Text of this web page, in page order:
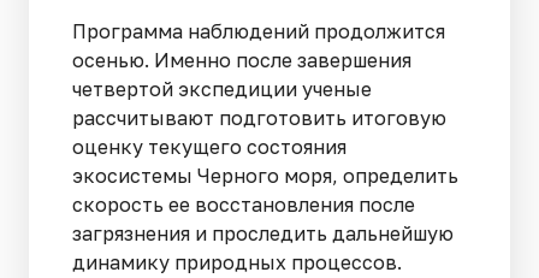
Программа наблюдений продолжится
осенью. Именно после завершения
четвертой экспедиции ученые
рассчитывают подготовить итоговую
оценку текущего состояния
экосистемы Черного моря, определить
скорость ее восстановления после
загрязнения и проследить дальнейшую
динамику природных процессов.